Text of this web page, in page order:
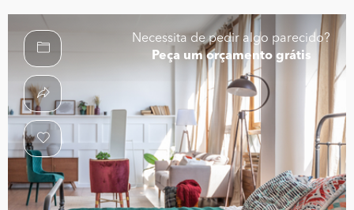
Necessita de pedir algo parecido?
Peça um orçamento grátis